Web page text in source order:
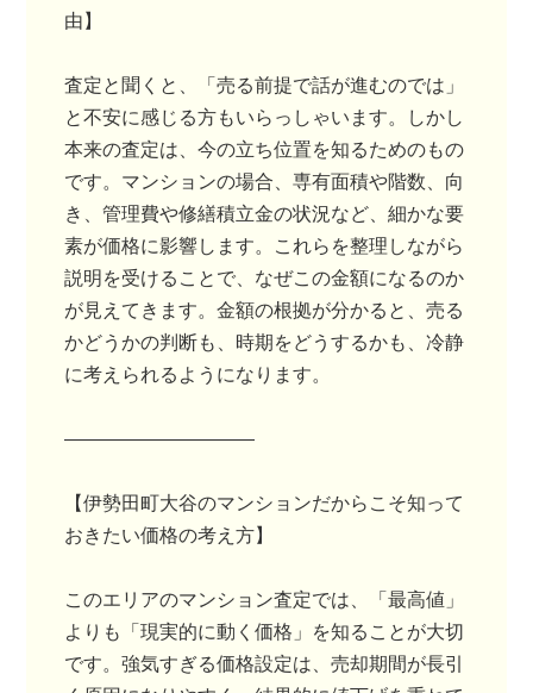
由】
査定と聞くと、「売る前提で話が進むのでは」
と不安に感じる方もいらっしゃいます。しかし
本来の査定は、今の立ち位置を知るためのもの
です。マンションの場合、専有面積や階数、向
き、管理費や修繕積立金の状況など、細かな要
素が価格に影響します。これらを整理しながら
説明を受けることで、なぜこの金額になるのか
が見えてきます。金額の根拠が分かると、売る
かどうかの判断も、時期をどうするかも、冷静
に考えられるようになります。
――――――――――
【伊勢田町大谷のマンションだからこそ知って
おきたい価格の考え方】
このエリアのマンション査定では、「最高値」
よりも「現実的に動く価格」を知ることが大切
です。強気すぎる価格設定は、売却期間が長引